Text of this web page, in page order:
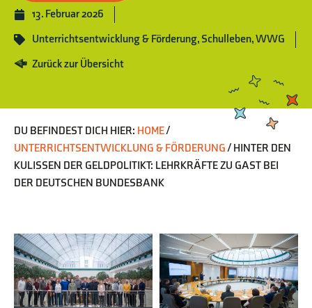
13. Februar 2026
Unterrichtsentwicklung & Förderung, Schulleben,WWG
Zurück zur Übersicht
DU BEFINDEST DICH HIER: HOME/
UNTERRICHTSENTWICKLUNG & FÖRDERUNG/ HINTER DEN
KULISSEN DER GELDPOLITIKT: LEHRKRÄFTE ZU GAST BEI
DER DEUTSCHEN BUNDESBANK